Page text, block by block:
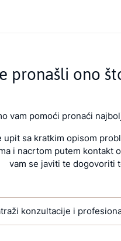
pronašli ono
vam pomoći pronaći
upit sa kratkim opisom
i nacrtom putem kontakt
vam se javiti te dogovoriti
konzultacije i